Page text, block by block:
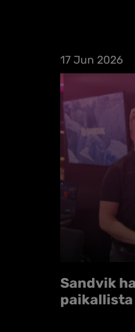
17 Jun 2026
Sandvik